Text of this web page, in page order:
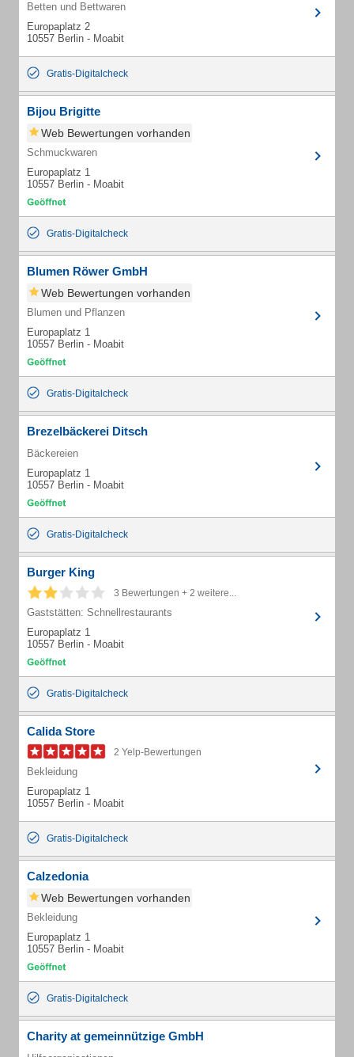
Betten und Bettwaren
Europaplatz 2
10557 Berlin - Moabit
Gratis-Digitalcheck
Bijou Brigitte
Web Bewertungen vorhanden
Schmuckwaren
Europaplatz 1
10557 Berlin - Moabit
Gratis-Digitalcheck
Blumen Röwer GmbH
Web Bewertungen vorhanden
Blumen und Pflanzen
Europaplatz 1
10557 Berlin - Moabit
Gratis-Digitalcheck
Brezelbäckerei Ditsch
Bäckereien
Europaplatz 1
10557 Berlin - Moabit
Gratis-Digitalcheck
Burger King
3 Bewertungen + 2 weitere...
Gaststätten: Schnellrestaurants
Europaplatz 1
10557 Berlin - Moabit
Gratis-Digitalcheck
Calida Store
2 Yelp-Bewertungen
Bekleidung
Europaplatz 1
10557 Berlin - Moabit
Gratis-Digitalcheck
Calzedonia
Web Bewertungen vorhanden
Bekleidung
Europaplatz 1
10557 Berlin - Moabit
Gratis-Digitalcheck
Charity at gemeinnützige GmbH